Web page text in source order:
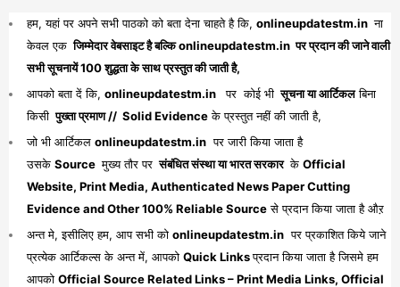
हम, यहां पर अपने सभी पाठको को बता देना चाहते है कि, onlineupdatestm.in ना
केवल एक जिम्मेदार वेबसाइट है बल्कि onlineupdatestm.in पर प्रदान की जाने वाली
सभी सूचनायें 100 शुद्धता के साथ प्रस्तुत की जाती है,
आपको बता दें कि, onlineupdatestm.in पर कोई भी सूचना या आर्टिकलबिना
किसी पुख्ता प्रमाण // Solid Evidenceके प्रस्तुत नहीं की जाती है,
जो भी आर्टिकल onlineupdatestm.in पर जारी किया जाता है
उसके Source मुख्य तौर पर संबंधित संस्था या भारत सरकार के Official
Website, Print Media, Authenticated News Paper Cutting
Evidence and Other 100% Reliable Sourceसे प्रदान किया जाता है औऱ
अन्त मे, इसीलिए हम, आप सभी को onlineupdatestm.in पर प्रकाशित किये जाने
प्रत्येक आर्टिकल्स के अन्त में, आपको Quick Linksप्रदान किया जाता है जिसमे हम
आपको Official Source Related Links – Print Media Links, Official